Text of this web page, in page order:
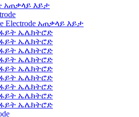
አጠቃላይ እይታ
Electrode አጠቃላይ እይታ
ኤሌክትሮድ
ኤሌክትሮድ
ኤሌክትሮድ
ኤሌክትሮድ
ኤሌክትሮድ
ኤሌክትሮድ
ኤሌክትሮድ
ኤሌክትሮድ
ኤሌክትሮድ